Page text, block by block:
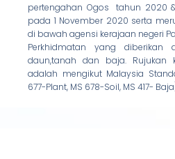
pertengahan Ogos tahun 2020
pada 1 November 2020 serta
di bawah agensi kerajaan negeri
Perkhidmatan yang diberikan
daun,tanah dan baja. Rujukan
adalah mengikut Malaysia
677-Plant, MS 678-Soil, MS 417-